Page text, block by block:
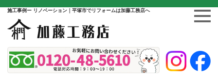
施工事例ー リノベーション｜平塚市でリフォームは加藤工務店へ